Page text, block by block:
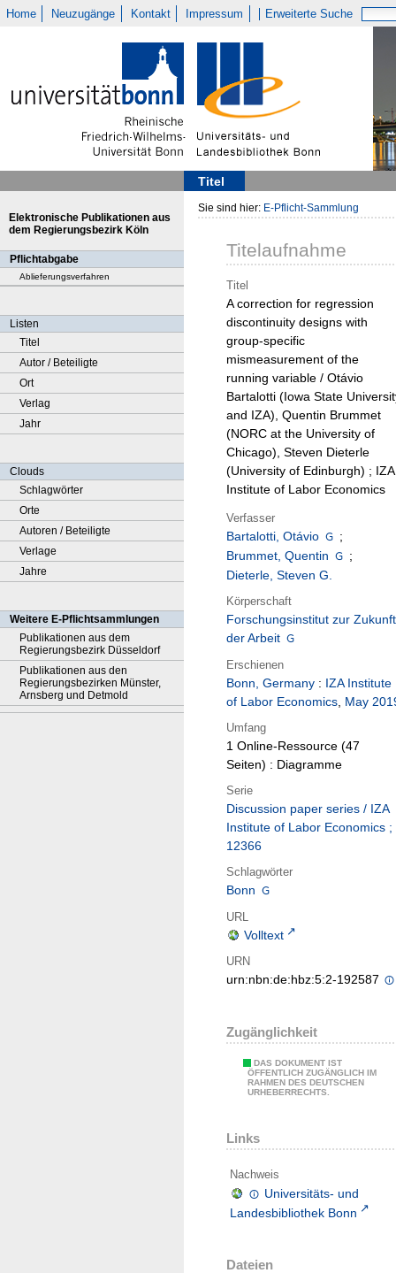
Home Neuzugänge Kontakt Impressum Erweiterte Suche
Titel
Elektronische Publikationen aus
dem Regierungsbezirk Köln
Pflichtabgabe
Ablieferungsverfahren
Listen
Titel
Autor / Beteiligte
Ort
Verlag
Jahr
Clouds
Schlagwörter
Orte
Autoren / Beteiligte
Verlage
Jahre
Weitere E-Pflichtsammlungen
Publikationen aus dem
Regierungsbezirk Düsseldorf
Publikationen aus den
Regierungsbezirken Münster,
Arnsberg und Detmold
Sie sind hier: E-Pflicht-Sammlung
Titelaufnahme
Titel
A correction for regression
discontinuity designs with
group-specific
mismeasurement of the
running variable / Otávio
Bartalotti (Iowa State
and IZA), Quentin Brummet
(NORC at the University of
Chicago), Steven Dieterle
(University of Edinburgh) ; IZA
Institute of Labor Economics
Verfasser
Bartalotti, Otávio
;
Brummet, Quentin
;
Dieterle, Steven G.
Körperschaft
Forschungsinstitut zur Zukunft
der Arbeit
Erschienen
Bonn, Germany : IZA Institute
of Labor Economics, May
Umfang
1 Online-Ressource (47
Seiten) : Diagramme
Serie
Discussion paper series / IZA
Institute of Labor Economics ;
12366
Schlagwörter
Bonn
URL
Volltext
URN
urn:nbn:de:hbz:5:2-192587
Zugänglichkeit
DAS DOKUMENT IST
ÖFFENTLICH ZUGÄNGLICH IM
RAHMEN DES DEUTSCHEN
URHEBERRECHTS.
Links
Nachweis
Universitäts- und
Landesbibliothek Bonn
Dateien